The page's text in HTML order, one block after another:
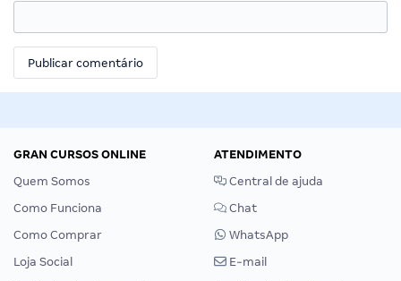
GRAN CURSOS ONLINE
Quem Somos
Como Funciona
Como Comprar
Loja Social
ATENDIMENTO
Central de ajuda
Chat
WhatsApp
E-mail